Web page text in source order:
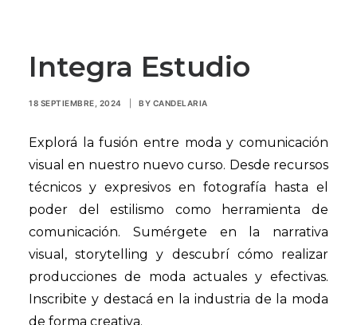
Integra Estudio
18 SEPTIEMBRE, 2024 BY CANDELARIA
Explorá la fusión entre moda y comunicación
visual en nuestro nuevo curso. Desde recursos
técnicos y expresivos en fotografía hasta el
poder del estilismo como herramienta de
comunicación. Sumérgete en la narrativa
visual, storytelling y descubrí cómo realizar
producciones de moda actuales y efectivas.
Inscribite y destacá en la industria de la moda
de forma creativa.